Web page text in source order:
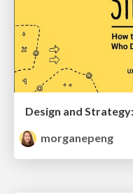
morganepeng